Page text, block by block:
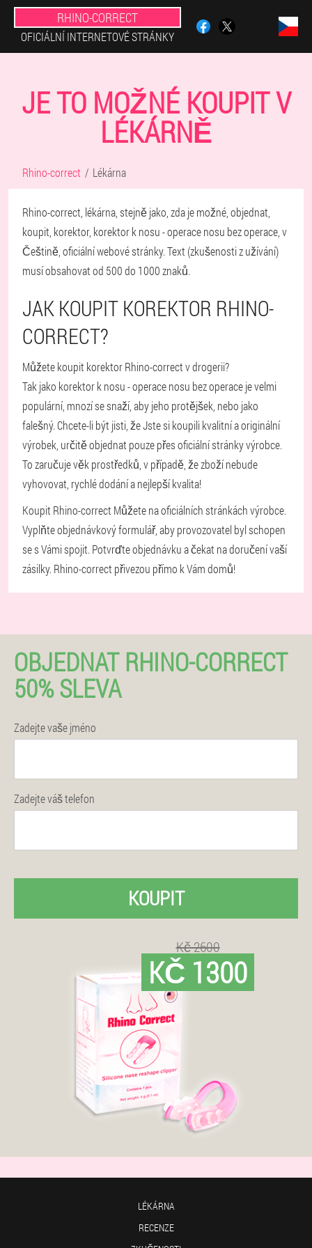
RHINO-CORRECT
OFICIÁLNÍ INTERNETOVÉ STRÁNKY
JE TO MOŽNÉ KOUPIT V
LÉKÁRNĚ
Rhino-correct Lékárna
Rhino-correct, lékárna, stejně jako, zda je možné, objednat,
koupit, korektor, korektor k nosu - operace nosu bez operace, v
Češtině, oficiální webové stránky. Text (zkušenosti z užívání)
musí obsahovat od 500 do 1000 znaků.
JAK KOUPIT KOREKTOR RHINO-
CORRECT?
Můžete koupit korektor Rhino-correct v drogerii?
Tak jako korektor k nosu - operace nosu bez operace je velmi
populární, mnozí se snaží, aby jeho protějšek, nebo jako
falešný. Chcete-li být jisti, že Jste si koupili kvalitní a originální
výrobek, určitě objednat pouze přes oficiální stránky výrobce.
To zaručuje věk prostředků, v případě, že zboží nebude
vyhovovat, rychlé dodání a nejlepší kvalita!
Koupit Rhino-correct Můžete na oficiálních stránkách výrobce.
Vyplňte objednávkový formulář, aby provozovatel byl schopen
se s Vámi spojit. Potvrďte objednávku a čekat na doručení vaší
zásilky. Rhino-correct přivezou přímo k Vám domů!
OBJEDNAT RHINO-CORRECT
50% SLEVA
Zadejte vaše jméno
Zadejte váš telefon
KOUPIT
Kč 2600
KČ 1300
LÉKÁRNA
RECENZE